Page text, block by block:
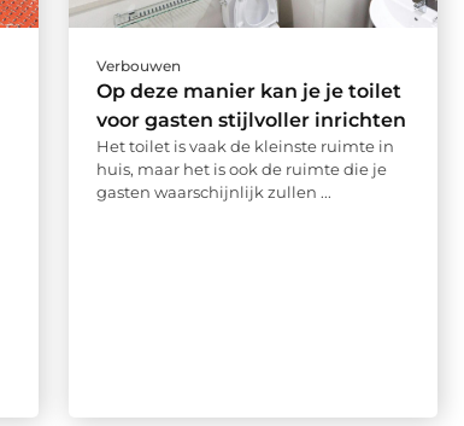
Verbouwen
Op deze manier kan je je toilet
voor gasten stijlvoller inrichten
Het toilet is vaak de kleinste ruimte in
huis, maar het is ook de ruimte die je
gasten waarschijnlijk zullen ...